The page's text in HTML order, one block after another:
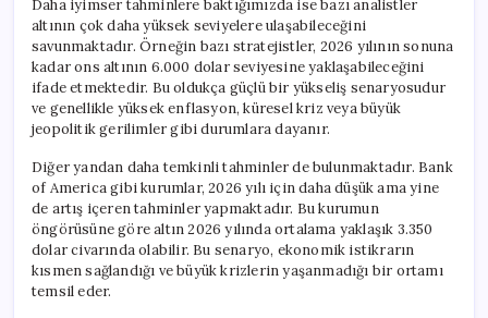
Daha iyimser tahminlere baktığımızda ise bazı analistler
altının çok daha yüksek seviyelere ulaşabileceğini
savunmaktadır. Örneğin bazı stratejistler, 2026 yılının sonuna
kadar ons altının 6.000 dolar seviyesine yaklaşabileceğini
ifade etmektedir. Bu oldukça güçlü bir yükseliş senaryosudur
ve genellikle yüksek enflasyon, küresel kriz veya büyük
jeopolitik gerilimler gibi durumlara dayanır.
Diğer yandan daha temkinli tahminler de bulunmaktadır. Bank
of America gibi kurumlar, 2026 yılı için daha düşük ama yine
de artış içeren tahminler yapmaktadır. Bu kurumun
öngörüsüne göre altın 2026 yılında ortalama yaklaşık 3.350
dolar civarında olabilir. Bu senaryo, ekonomik istikrarın
kısmen sağlandığı ve büyük krizlerin yaşanmadığı bir ortamı
temsil eder.